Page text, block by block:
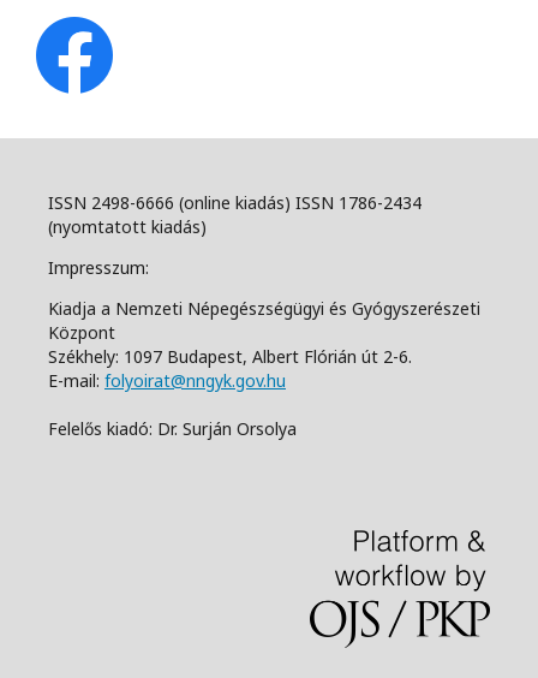
ISSN 2498-6666 (online kiadás) ISSN 1786-2434
(nyomtatott kiadás)
Impresszum:
Kiadja a Nemzeti Népegészségügyi és Gyógyszerészeti
Központ
Székhely: 1097 Budapest, Albert Flórián út 2-6.
E-mail: folyoirat@nngyk.gov.hu
Felelős kiadó: Dr. Surján Orsolya